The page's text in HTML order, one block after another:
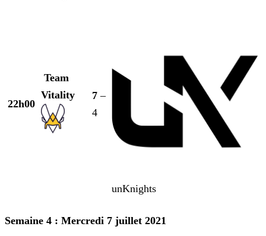
22h00
Team
Vitality
7–
4
unKnights
Semaine 4 : Mercredi 7 juillet 2021